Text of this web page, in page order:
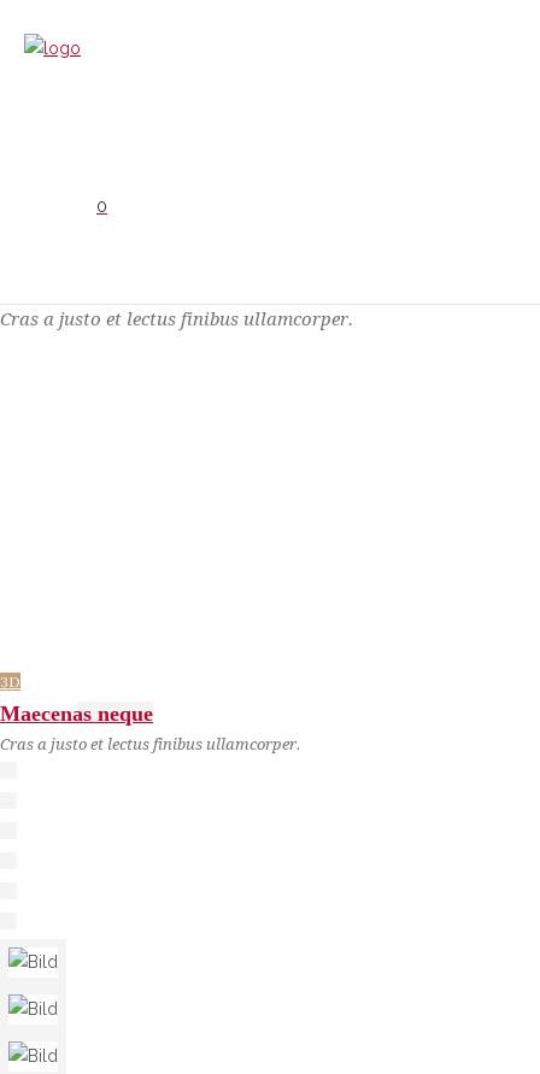
0
Cras a justo et lectus finibus ullamcorper.
3D
Maecenas neque
Cras a justo et lectus finibus ullamcorper.